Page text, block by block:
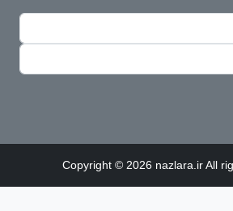
Copyright © 2026 nazlara.ir All